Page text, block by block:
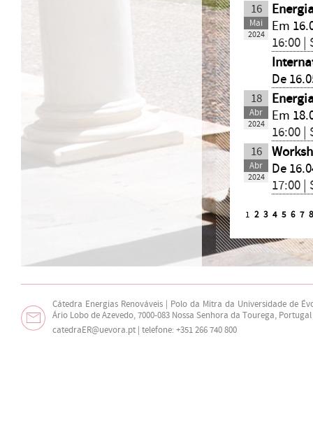
16
Mai
2024
Em
16:00 |
De
18
Abr
2024
Em
16:00 |
16
Abr
2024
De
17:00 |
1 2 3 4 5 6 7 8
Cátedra Energias Renováveis | Polo da Mitra da Universidade de
Ário Lobo de Azevedo, 7000-083 Nossa Senhora da Tourega, Portugal
catedraER@uevora.pt | telefone: +351 266 740 800